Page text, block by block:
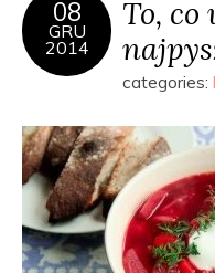
08
GRU
2014
To,
categories: